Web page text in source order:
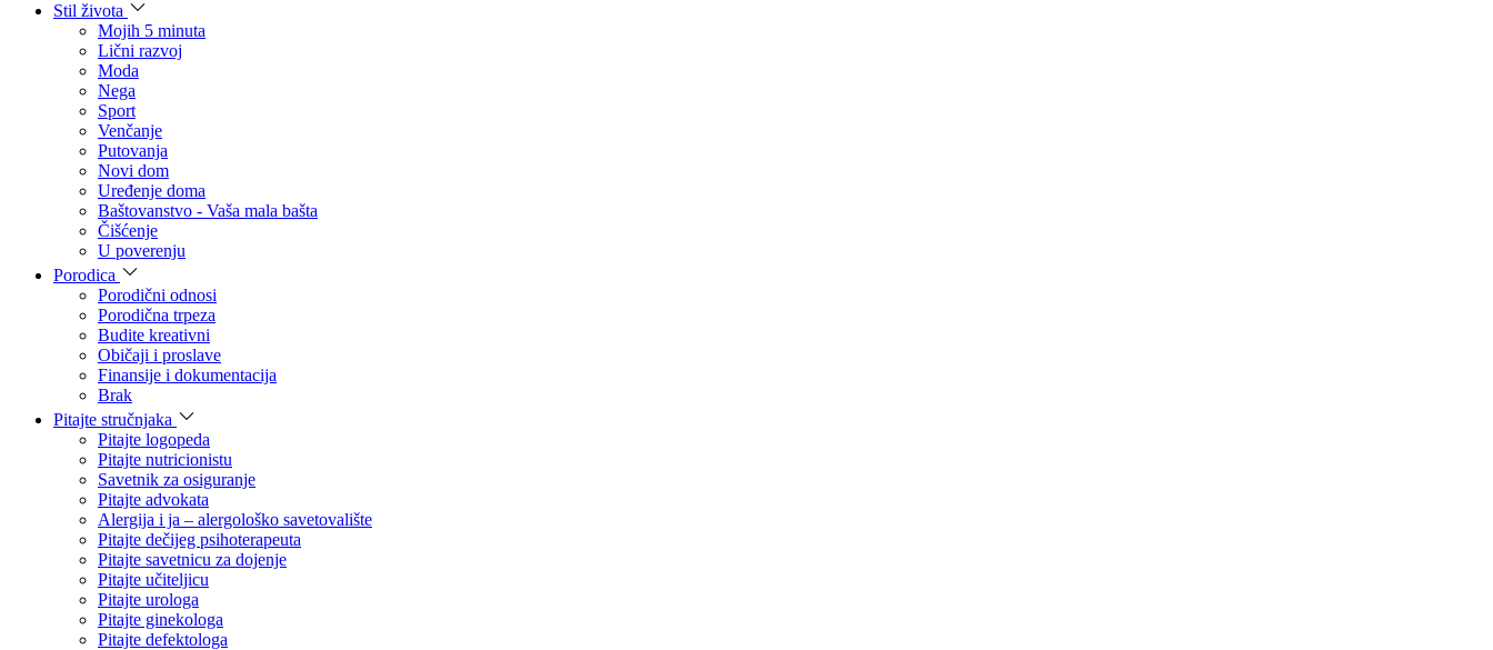
Stil života
Mojih 5 minuta
Lični razvoj
Moda
Nega
Sport
Venčanje
Putovanja
Novi dom
Uređenje doma
Baštovanstvo - Vaša mala bašta
Čišćenje
U poverenju
Porodica
Porodični odnosi
Porodična trpeza
Budite kreativni
Običaji i proslave
Finansije i dokumentacija
Brak
Pitajte stručnjaka
Pitajte logopeda
Pitajte nutricionistu
Savetnik za osiguranje
Pitajte advokata
Alergija i ja – alergološko savetovalište
Pitajte dečijeg psihoterapeuta
Pitajte savetnicu za dojenje
Pitajte učiteljicu
Pitajte urologa
Pitajte ginekologa
Pitajte defektologa